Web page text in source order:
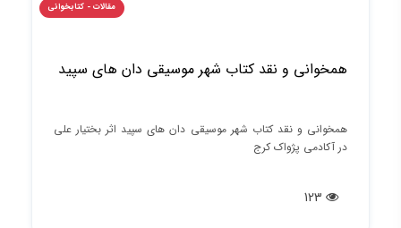
مقالات - کتابخوانی
همخوانی و نقد کتاب شهر موسیقی دان های سپید
همخوانی و نقد کتاب شهر موسیقی دان های سپید اثر بختیار علی
در آکادمی پژواک کرج